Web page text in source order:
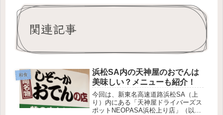
関連記事
和食
浜松SA内の天神屋のおでんは
美味しい？メニューも紹介！
今回は、新東名高速道路浜松SA（上
り）内にある「天神屋ドライバーズス
ポットNEOPASA浜松上り店」（以